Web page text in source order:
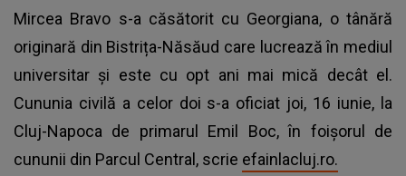
Mircea Bravo s-a căsătorit cu Georgiana, o tânără
originară din Bistrița-Năsăud care lucrează în mediul
universitar și este cu opt ani mai mică decât el.
Cununia civilă a celor doi s-a oficiat joi, 16 iunie, la
Cluj-Napoca de primarul Emil Boc, în foișorul de
cununii din Parcul Central, scrie efainlacluj.ro.